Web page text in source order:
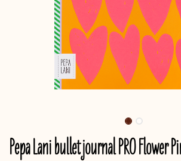
Pepa Lani bullet journal PRO Flower